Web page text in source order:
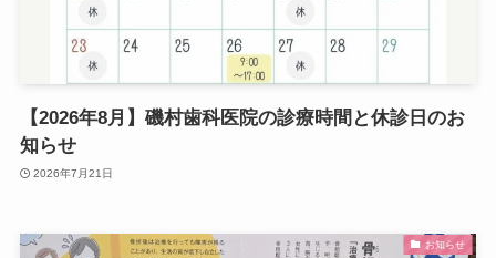
【2026年8月】磯村歯科医院の診療時間と休診日のお
知らせ
2026年7月21日
お知らせ